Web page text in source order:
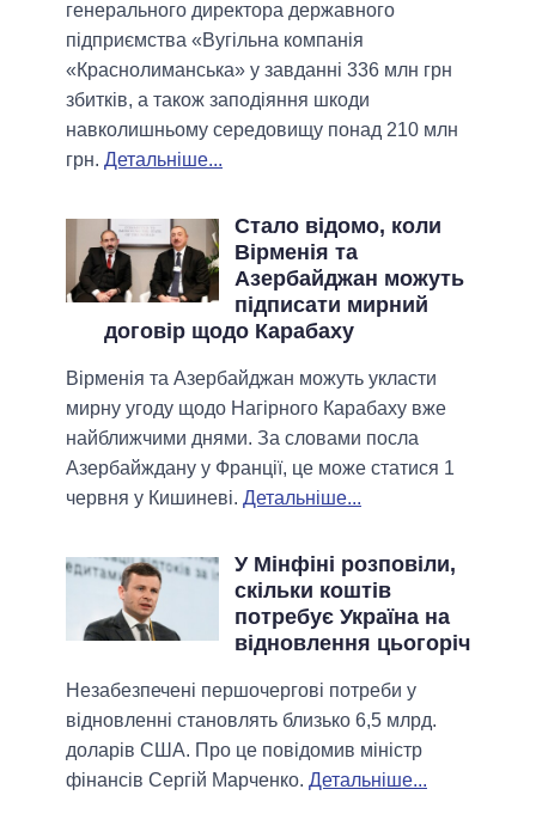
генерального директора державного
підприємства «Вугільна компанія
«Краснолиманська» у завданні 336 млн грн
збитків, а також заподіяння шкоди
навколишньому середовищу понад 210 млн
грн. Детальніше...
Стало відомо, коли
Вірменія та
Азербайджан можуть
підписати мирний
договір щодо Карабаху
Вірменія та Азербайджан можуть укласти
мирну угоду щодо Нагірного Карабаху вже
найближчими днями. За словами посла
Азербайждану у Франції, це може статися 1
червня у Кишиневі. Детальніше...
У Мінфіні розповіли,
скільки коштів
потребує Україна на
відновлення цьогоріч
Незабезпечені першочергові потреби у
відновленні становлять близько 6,5 млрд.
доларів США. Про це повідомив міністр
фінансів Сергій Марченко. Детальніше...